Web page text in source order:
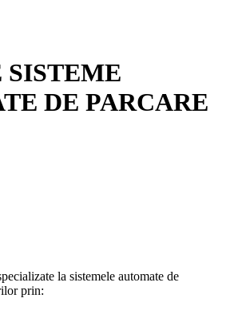
SISTEME
DE PARCARE
la sistemele automate de
prin: